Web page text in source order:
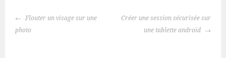
NAVIGATION
DES
Flouter un visage sur une
photo
Créer une session sécurisée sur
une tablette androïd